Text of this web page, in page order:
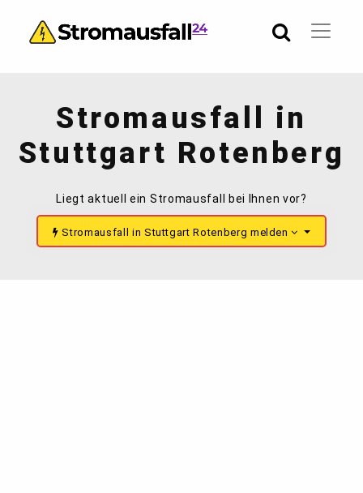
Stromausfall in
Stuttgart Rotenberg
Liegt aktuell ein Stromausfall bei Ihnen vor?
Stromausfall in Stuttgart Rotenberg melden